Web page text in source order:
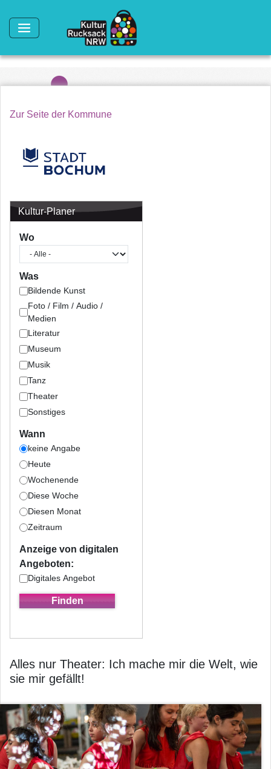
Zur Seite der Kommune
Kultur-Planer
Wo
Was
Bildende Kunst
Foto / Film / Audio /
Medien
Literatur
Museum
Musik
Tanz
Theater
Sonstiges
Wann
keine Angabe
Heute
Wochenende
Diese Woche
Diesen Monat
Zeitraum
Anzeige von digitalen
Angeboten:
Digitales Angebot
Alles nur Theater: Ich mache mir die Welt, wie
sie mir gefällt!